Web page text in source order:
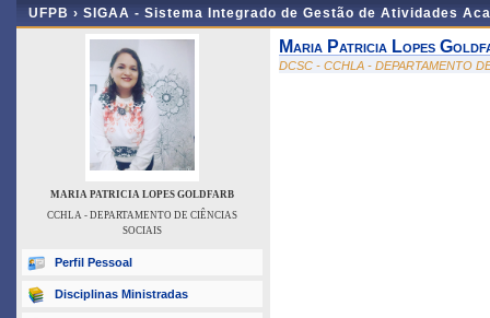
UFPB › SIGAA - Sistema Integrado de Gestão de Atividades
MARIA PATRICIA LOPES GOLDFARB
CCHLA - DEPARTAMENTO DE CIÊNCIAS
SOCIAIS
Perfil Pessoal
Disciplinas Ministradas
Maria Patricia Lopes
DCSC - CCHLA - DEPARTAMENTO